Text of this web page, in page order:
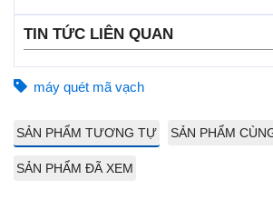
TIN TỨC LIÊN QUAN
máy quét mã vạch
SẢN PHẨM TƯƠNG TỰ SẢN PHẨM
SẢN PHẨM ĐÃ XEM